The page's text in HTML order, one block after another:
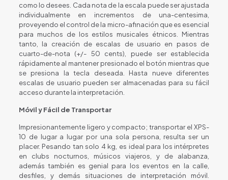
como lo desees. Cada nota de la escala puede ser ajustada
individualmente en incrementos de una-centesima,
proveyendo el control de la micro-afinación que es esencial
para muchos de los estilos musicales étnicos. Mientras
tanto, la creación de escalas de usuario en pasos de
cuarto-de-nota (+/- 50 cents), puede ser establecida
rápidamente al mantener presionado el botón mientras que
se presiona la tecla deseada. Hasta nueve diferentes
escalas de usuario pueden ser almacenadas para su fácil
acceso durante la interpretación.
Móvil y Fácil de Transportar
Impresionantemente ligero y compacto; transportar el XPS-
10 de lugar a lugar por una sola persona, resulta ser un
placer. Pesando tan solo 4 kg, es ideal para los intérpretes
en clubs nocturnos, músicos viajeros, y de alabanza,
además también es genial para los eventos en la calle,
desfiles, y demás situaciones de interpretación móvil.